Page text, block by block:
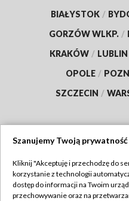
BIAŁYSTOK /
GORZÓW WLKP. /
KRAKÓW / LUBLIN
OPOLE /
SZCZECIN /
Abonament TVP
Szanujemy Twoją prywatność
Kliknij "Akceptuję i przechodzę do
korzystanie z technologii
dostęp do informacji na Twoim
przechowywanie oraz na